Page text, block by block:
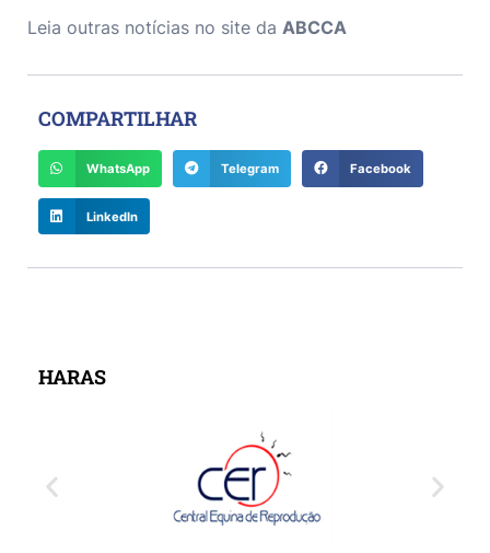
Leia outras notícias no site da ABCCA
COMPARTILHAR
WhatsApp Telegram Facebook
LinkedIn
HARAS